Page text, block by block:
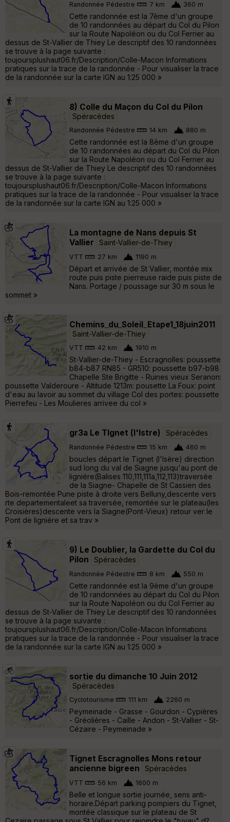
Randonnée Pédestre 7 km 360 m
Cette randonnée est la 7ème d'un groupe
de 10 randonnées au départ du Col du Pilon
sur la Route Napoléon ou du Col Ferrier au
dessus de St-Vallier de Thiey Le descriptif des 10 randonnées
se trouve à la page suivante :
toujoursplushaut06.fr/Description/Colle-Macon Informations
pratiques sur la trace de la randonnée - Pour visualiser la trace
de la randonnée sur la carte IGN au 1:25 000 »
8) Colle du Maçon du Col du Pilon
Spéracèdes
Randonnée Pédestre 14 km 880 m
Cette randonnée est la 8ème d'un groupe
de 10 randonnées au départ du Col du Pilon
sur la Route Napoléon ou du Col Ferrier au
dessus de St-Vallier de Thiey Le descriptif des 10 randonnées
se trouve à la page suivante :
toujoursplushaut06.fr/Description/Colle-Macon Informations
pratiques sur la trace de la randonnée - Pour visualiser la trace
de la randonnée sur la carte IGN au 1:25 000 »
La montagne de Nans depuis St
Vallier
Saint-Vallier-de-Thiey
VTT 27 km 1190 m
Départ et arrivée de St Vallier, montée mix
route puis piste pierreuse raide puis piste de
Nans. Portage / poussage sur 30 m sous le
sommet »
Chemins_du_Soleil_Etape1_18juin2011
Saint-Vallier-de-Thiey
VTT 42 km 1910 m
St-Vallier-de-Thiey - Escragnolles: poussette
b84-b87 RN85 - GR510: poussette b97-b98
Chapelle Ste Brigitte - Ruines vieux Seranon:
poussette Valderoure - Altitude 1213m: pousette La Foux: point
d'eau au lavoir au sommet du village Col des portes: poussette
Pierrefeu - Les Moulieres arrivee du col »
gr3a Le TIgnet (l'Istre) Spéracèdes
Randonnée Pédestre 15 km 460 m
boucles départ le Tignet (l'Isère) direction
sud long du val de Siagne jusqu'au pont de
ligniére(Balises 110,111,111a,112,113)traversée
de la Siagne- Chapelle de St Cassien des
Bois-remontée Pune piste à droite vers Belluny,descente vers
rte departementaleet sa traversée, remontée sur le plateau(les
Croisières)descente vers la Siagne(Pont-Vieux) retour ver le
Pont de ligniére et sa trav »
9) Le Doublier, la Gardette du Col du
Pilon
Spéracèdes
Randonnée Pédestre 8 km 550 m
Cette randonnée est la 9ème d'un groupe
de 10 randonnées au départ du Col du Pilon
sur la Route Napoléon ou du Col Ferrier au
dessus de St-Vallier de Thiey Le descriptif des 10 randonnées
se trouve à la page suivante :
toujoursplushaut06.fr/Description/Colle-Macon Informations
pratiques sur la trace de la randonnée - Pour visualiser la trace
de la randonnée sur la carte IGN au 1:25 000 »
sortie du dimanche 10 Juin 2012
Spéracèdes
Cyclotourisme 111 km 2260 m
Peymeinade - Grasse - Gourdon - Cypières
- Gréolières - Caille - Andon - St-Vallier - St-
Cézaire - Peymeinade »
Tignet Escragnolles Mons retour
ancienne bigreen
Spéracèdes
VTT 56 km 1600 m
Belle et longue sortie journée, sens anti-
horaire.Départ parking pompiers du Tignet,
montée classique sur le plateau de St